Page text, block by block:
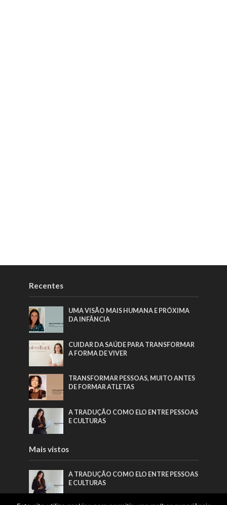
Recentes
UMA VISÃO MAIS HUMANA E PRÓXIMA
DA INFÂNCIA
CUIDAR DA SAÚDE PARA TRANSFORMAR
A FORMA DE VIVER
TRANSFORMAR PESSOAS, MUITO ANTES
DE FORMAR ATLETAS
A TRADUÇÃO COMO ELO ENTRE PESSOAS
E CULTURAS
Mais vistos
A TRADUÇÃO COMO ELO ENTRE PESSOAS
E CULTURAS